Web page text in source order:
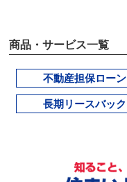
商品・サービス一覧
不動産担保ローン
長期リースバック